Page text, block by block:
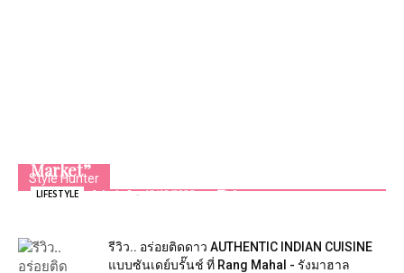
Style Hunter
Market”
LIFESTYLE Admin2 - 18/12/2025 0
รีวิว.. อร่อยติดดาว​ AUTHENTIC INDIAN CUISINE
แบบซันเดย์​บรั๊นช์​ ที่​ Rang Mahal -​ รังมาฮาล